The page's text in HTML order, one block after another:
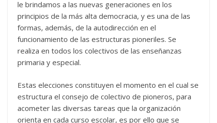
le brindamos a las nuevas generaciones en los
principios de la más alta democracia, y es una de las
formas, además, de la autodirección en el
funcionamiento de las estructuras pioneriles. Se
realiza en todos los colectivos de las enseñanzas
primaria y especial.
Estas elecciones constituyen el momento en el cual se
estructura el consejo de colectivo de pioneros, para
acometer las diversas tareas que la organización
orienta en cada curso escolar, es por ello que se